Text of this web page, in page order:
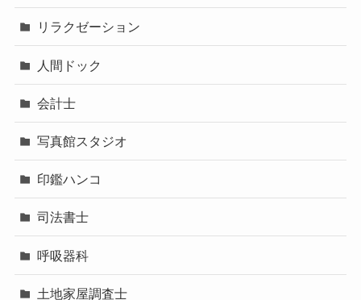
リラクゼーション
人間ドック
会計士
写真館スタジオ
印鑑ハンコ
司法書士
呼吸器科
土地家屋調査士